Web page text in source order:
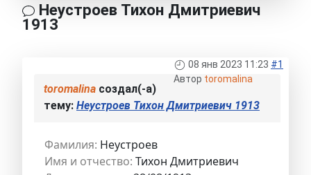
Неустроев Тихон Дмитриевич
1913
08 янв 2023 11:23 #1
Автор toromalina
toromalina создал(-а)
тему: Неустроев Тихон Дмитриевич 1913
Фамилия: Неустроев
Имя и отчество: Тихон Дмитриевич